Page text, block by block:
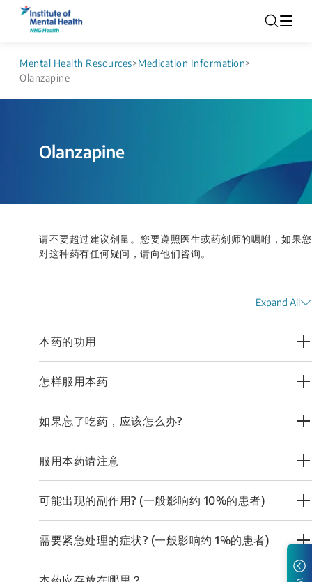
Mental Health Resources>Medication Information>
Olanzapine
Olanzapine
请不要超过建议剂量。您要遵照医生或药剂师的嘱咐，如果您
对这种药有任何疑问，请向他们咨询。​
Expand All
本药的功用
怎样服用本药
如果忘了吃药，应该怎么办?
服用本药请注意
可能出现的副作用? (一般影响约 10%的患者)
需要紧急处理的症状? (一般影响约 1%的患者)